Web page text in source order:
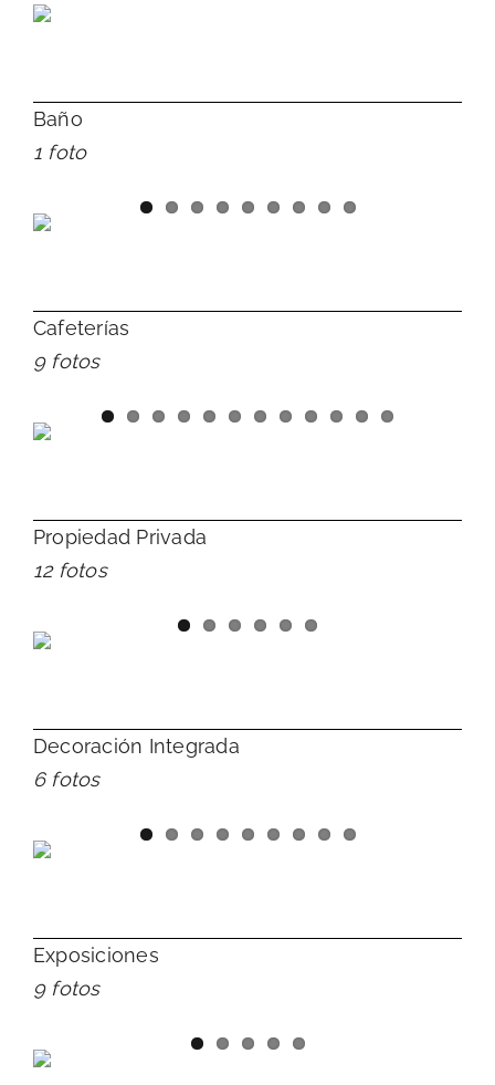
Baño
1 foto
Cafeterías
9 fotos
Propiedad Privada
12 fotos
Decoración Integrada
6 fotos
Exposiciones
9 fotos